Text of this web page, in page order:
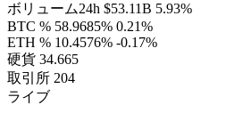
ボリューム24h $53.11B 5.93%
BTC % 58.9685% 0.21%
ETH % 10.4576% -0.17%
硬貨 34.665
取引所 204
ライブ